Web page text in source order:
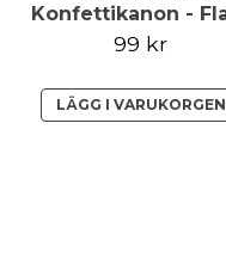
99 kr
LÄGG I VARUKORGEN